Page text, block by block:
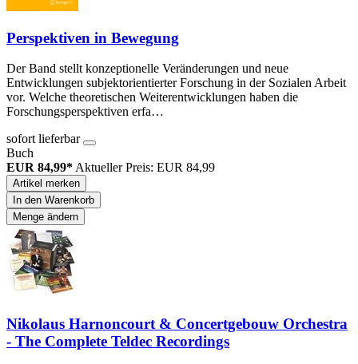
Perspektiven in Bewegung
Der Band stellt konzeptionelle Veränderungen und neue
Entwicklungen subjektorientierter Forschung in der Sozialen Arbeit
vor. Welche theoretischen Weiterentwicklungen haben die
Forschungsperspektiven erfa…
sofort lieferbar
Buch
EUR 84,99* Aktueller Preis: EUR 84,99
Artikel merken
In den Warenkorb
Menge ändern
Nikolaus Harnoncourt & Concertgebouw Orchestra
- The Complete Teldec Recordings